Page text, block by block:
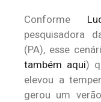
Conforme
pesquisadora
(PA), esse
também aqui)
elevou a
gerou um